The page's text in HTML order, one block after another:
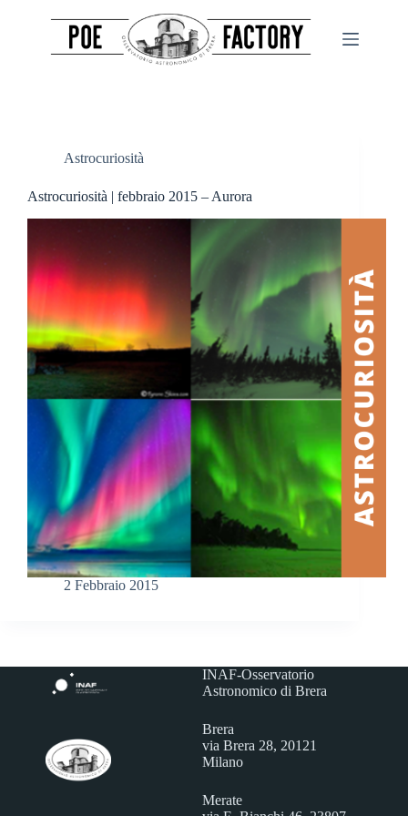
Astrocuriosità
Astrocuriosità | febbraio 2015 – Aurora
2 Febbraio 2015
INAF-Osservatorio
Astronomico di Brera
Brera
via Brera 28, 20121
Milano
Merate